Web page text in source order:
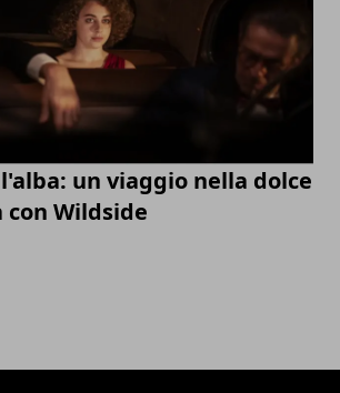
un viaggio nella dolce
Wildside